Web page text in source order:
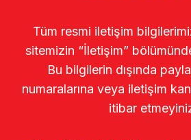
Tüm resmi iletişim
sitemizin “İletişim”
Bu bilgilerin dışında
numaralarına veya iletişim
itibar